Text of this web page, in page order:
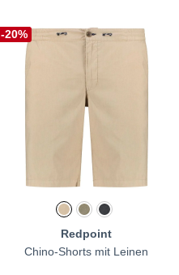
-20%
Redpoint
Chino-Shorts mit Leinen